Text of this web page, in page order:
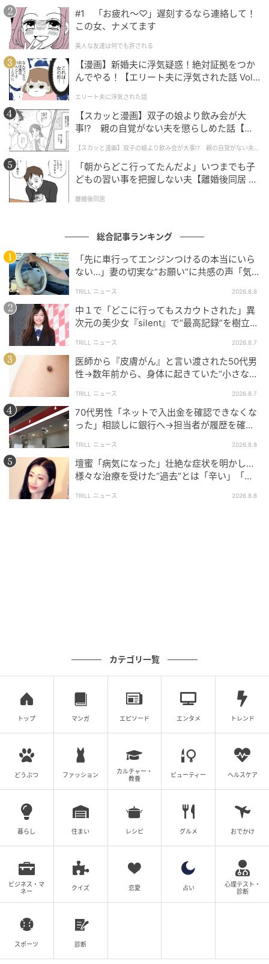
#1 「お疲れ〜♡」遅刻するなら連絡して！
この女、ナメてます
美人な友達は何でも許される
【漫画】新婚夫に浮気疑惑！絶対証拠をつか
んでやる！【エリート夫に浮気された話 Vol.
エリート夫に浮気された話
【スカッと漫画】双子の娘より飲み会が大
事!? 親の自覚がない夫を懲らしめた話【第1
【スカッと漫画】双子の娘より飲み会が大事!? 親の自覚がない夫を
懲らしめた話
「朝からどこ行ってたんだよ」いつまでも子
どもの習い事を把握しない夫【離婚後同居 Vo
離婚後同居
総合記事ランキング
「先に車行ってエンジンつけるの本当にいら
ない…」妻の切実な“お願い”に共感の声「気
TRILL ニュース 2026.8.8
中１で「どこに行ってもスカウトされた」異
次元の美少女『silent』で“最高記録”を樹立し
TRILL ニュース 2026.8.7
医師から『皮膚がん』と言い渡された50代男
性→数年前から、身体に起きていた“小さな異
TRILL ニュース 2026.8.7
70代男性「ネットで入出金を確認できなくな
った」相談しに銀行へ→担当者が履歴を確認
TRILL ニュース 2026.8.8
壇蜜「病気になった」壮絶な症状を明かし…
様々な治療を受けた“過去”とは「辛い」「苦
TRILL ニュース 2026.8.8
カテゴリ一覧
トップ マンガ エピソード エンタメ トレンド
どうぶつ ファッション
カルチャー・
教養
ビューティー ヘルスケア
暮らし 住まい レシピ グルメ おでかけ
ビジネス・マ
ネー
クイズ 恋愛 占い
心理テスト・
診断
スポーツ 診断